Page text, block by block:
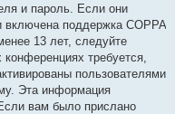
и пароль. Если они
поддержка COPPA
13 лет, следуйте
требуется,
пользователями
Эта информация
вам было прислано